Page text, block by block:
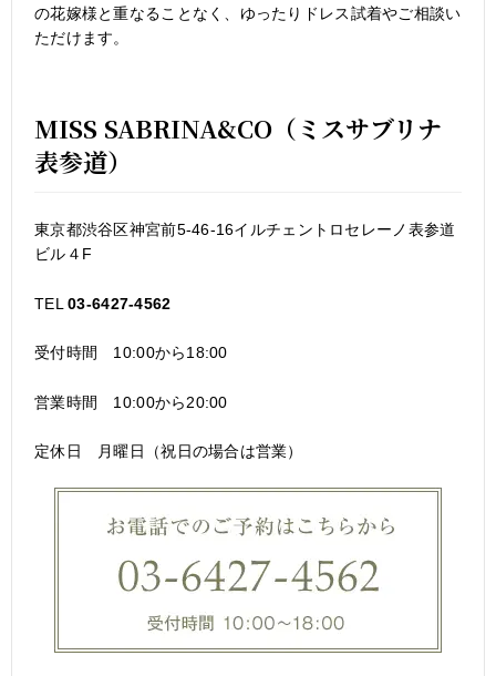
の花嫁様と重なることなく、ゆったりドレス試着やご相談い
ただけます。
MISS SABRINA&CO（ミスサブリナ
表参道）
東京都渋谷区神宮前5-46-16イルチェントロセレーノ表参道
ビル４F
TEL03-6427-4562
受付時間 10:00から18:00
営業時間 10:00から20:00
定休日 月曜日（祝日の場合は営業）